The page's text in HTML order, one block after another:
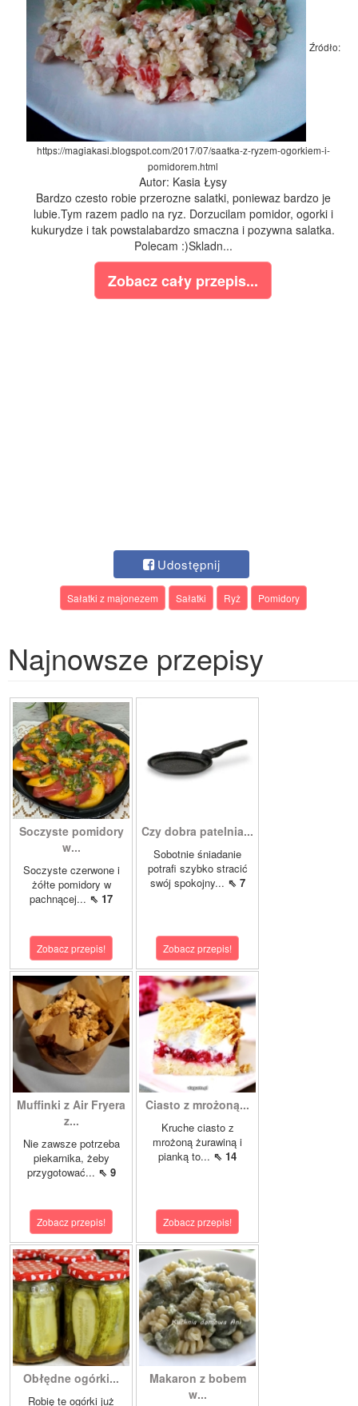
Źródło:
https://magiakasi.blogspot.com/2017/07/saatka-z-ryzem-ogorkiem-i-
pomidorem.html
Autor: Kasia Łysy
Bardzo czesto robie przerozne salatki, poniewaz bardzo je
lubie.Tym razem padlo na ryz. Dorzucilam pomidor, ogorki i
kukurydze i tak powstalabardzo smaczna i pozywna salatka.
Polecam :)Skladn...
Zobacz cały przepis...
Udostępnij
Sałatki z majonezem Sałatki Ryż Pomidory
Najnowsze przepisy
Soczyste pomidory
w...
Soczyste czerwone i
żółte pomidory w
pachnącej... ⇖ 17
Zobacz przepis!
Czy dobra patelnia...
Sobotnie śniadanie
potrafi szybko stracić
swój spokojny... ⇖ 7
Zobacz przepis!
Muffinki z Air Fryera
z...
Nie zawsze potrzeba
piekarnika, żeby
przygotować... ⇖ 9
Zobacz przepis!
Ciasto z mrożoną...
Kruche ciasto z
mrożoną żurawiną i
pianką to... ⇖ 14
Zobacz przepis!
Obłędne ogórki...
Robię te ogórki już
Makaron z bobem
w...